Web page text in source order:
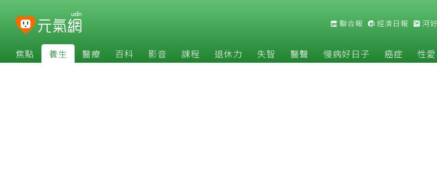
聯合報 經濟日報 河
焦點 養生 醫療 百科 影音 課程 退休力 失智 醫聲 慢病好日子 癌症 性愛